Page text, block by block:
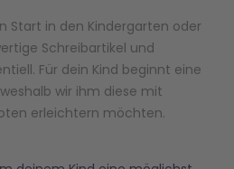
Start in den Kindergarten oder
Schreibartikel und
Für dein Kind beginnt eine
wir ihm diese mit
erleichtern möchten.